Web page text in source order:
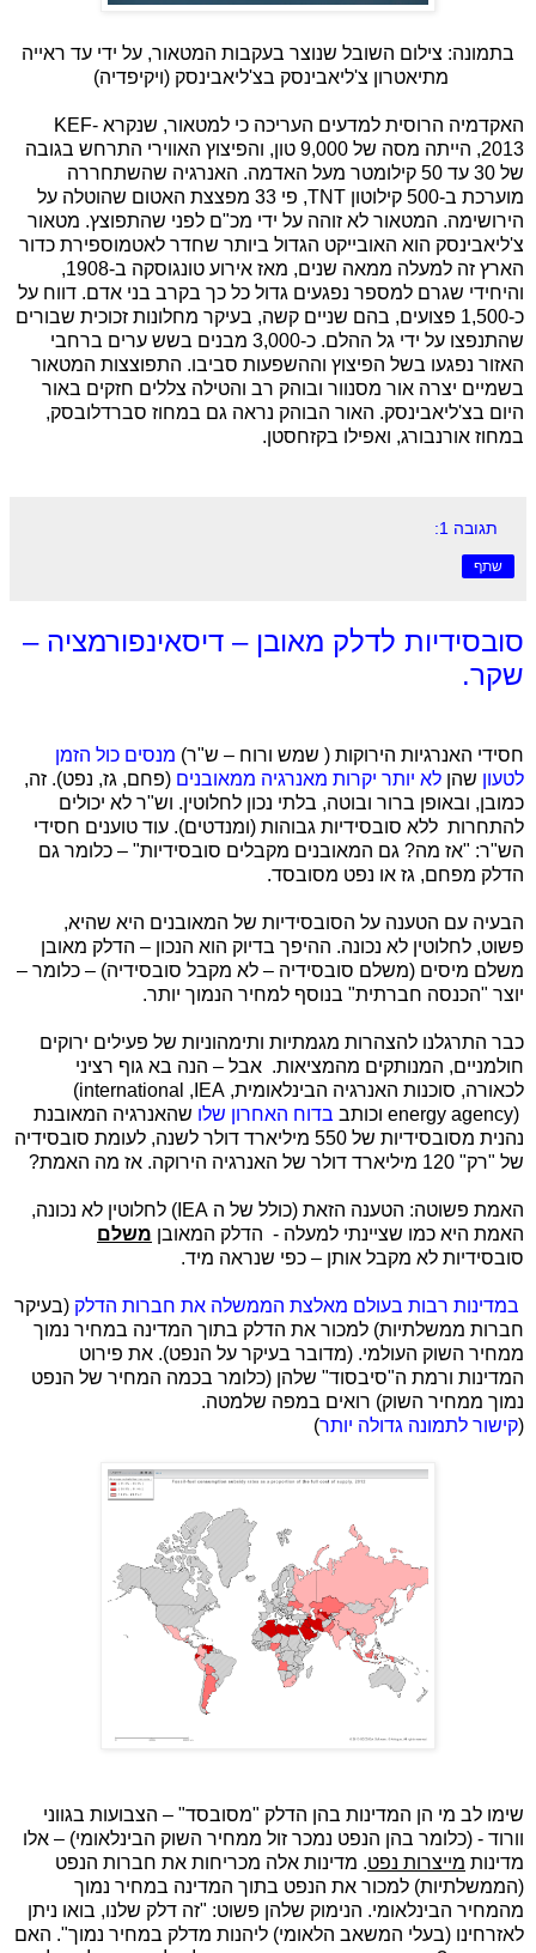
בתמונה: צילום השובל שנוצר בעקבות המטאור, על ידי עד ראייה
מתיאטרון צ'ליאבינסק בצ'ליאבינסק (ויקיפדיה)
האקדמיה הרוסית למדעים העריכה כי למטאור, שנקרא KEF-
2013, הייתה מסה של 9,000 טון, והפיצוץ האווירי התרחש בגובה
של 30 עד 50 קילומטר מעל האדמה. האנרגיה שהשתחררה
מוערכת ב-500 קילוטון TNT, פי 33 מפצצת האטום שהוטלה על
הירושימה. המטאור לא זוהה על ידי מכ"ם לפני שהתפוצץ. מטאור
צ'ליאבינסק הוא האובייקט הגדול ביותר שחדר לאטמוספירת כדור
הארץ זה למעלה ממאה שנים, מאז אירוע טונגוסקה ב-1908,
והיחידי שגרם למספר נפגעים גדול כל כך בקרב בני אדם. דווח על
כ-1,500 פצועים, בהם שניים קשה, בעיקר מחלונות זכוכית שבורים
שהתנפצו על ידי גל ההלם. כ-3,000 מבנים בשש ערים ברחבי
האזור נפגעו בשל הפיצוץ וההשפעות סביבו. התפוצצות המטאור
בשמיים יצרה אור מסנוור ובוהק רב והטילה צללים חזקים באור
היום בצ'ליאבינסק. האור הבוהק נראה גם במחוז סברדלובסק,
במחוז אורנבורג, ואפילו בקזחסטן.
תגובה 1:
שתף
סובסידיות לדלק מאובן – דיסאינפורמציה –
שקר.
חסידי האנרגיות הירוקות ( שמש ורוח – ש"ר) מנסים כול הזמן
לטעון שהן לא יותר יקרות מאנרגיה ממאובנים (פחם, גז, נפט). זה,
כמובן, ובאופן ברור ובוטה, בלתי נכון לחלוטין. וש"ר לא יכולים
להתחרות ללא סובסידיות גבוהות (ומנדטים). עוד טוענים חסידי
הש"ר: "אז מה? גם המאובנים מקבלים סובסידיות" – כלומר גם
הדלק מפחם, גז או נפט מסובסד.
הבעיה עם הטענה על הסובסידיות של המאובנים היא שהיא,
פשוט, לחלוטין לא נכונה. ההיפך בדיוק הוא הנכון – הדלק מאובן
משלם מיסים (משלם סובסידיה – לא מקבל סובסידיה) – כלומר –
יוצר "הכנסה חברתית" בנוסף למחיר הנמוך יותר.
כבר התרגלנו להצהרות מגמתיות ותימהוניות של פעילים ירוקים
חולמניים, המנותקים מהמציאות. אבל – הנה בא גוף רציני
לכאורה, סוכנות האנרגיה הבינלאומית, IEA
,
(international
energy agency) וכותב בדוח האחרון שלו שהאנרגיה המאובנת
נהנית מסובסידיות של 550 מיליארד דולר לשנה, לעומת סובסידיה
של "רק" 120 מיליארד דולר של האנרגיה הירוקה. אז מה האמת?
האמת פשוטה: הטענה הזאת (כולל של ה IEA ) לחלוטין לא נכונה,
האמת היא כמו שציינתי למעלה - הדלק המאובן משלם
סובסידיות לא מקבל אותן – כפי שנראה מיד.
במדינות רבות בעולם מאלצת הממשלה את חברות הדלק (בעיקר
חברות ממשלתיות) למכור את הדלק בתוך המדינה במחיר נמוך
ממחיר השוק העולמי. (מדובר בעיקר על הנפט). את פירוט
המדינות ורמת ה"סיבסוד" שלהן (כלומר בכמה המחיר של הנפט
נמוך ממחיר השוק) רואים במפה שלמטה.
(קישור לתמונה גדולה יותר)
שימו לב מי הן המדינות בהן הדלק "מסובסד" – הצבועות בגווני
וורוד - (כלומר בהן הנפט נמכר זול ממחיר השוק הבינלאומי) – אלו
מדינות מייצרות נפט. מדינות אלה מכריחות את חברות הנפט
(הממשלתיות) למכור את הנפט בתוך המדינה במחיר נמוך
מהמחיר הבינלאומי. הנימוק שלהן פשוט: "זה דלק שלנו, בואו ניתן
לאזרחינו (בעלי המשאב הלאומי) ליהנות מדלק במחיר נמוך". האם